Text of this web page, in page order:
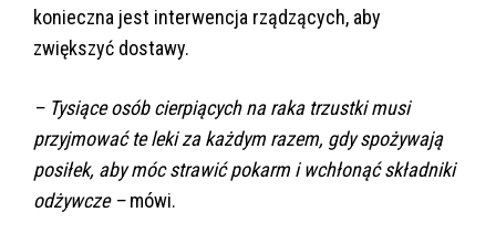
konieczna jest interwencja rządzących, aby
zwiększyć dostawy.
– Tysiące osób cierpiących na raka trzustki musi
przyjmować te leki za każdym razem, gdy spożywają
posiłek, aby móc strawić pokarm i wchłonąć składniki
odżywcze –mówi.